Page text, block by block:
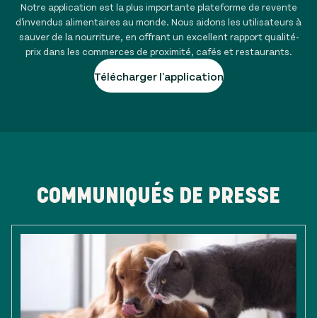
Notre application est la plus importante plateforme de revente
d'invendus alimentaires au monde. Nous aidons les utilisateurs à
sauver de la nourriture, en offrant un excellent rapport qualité-
prix dans les commerces de proximité, cafés et restaurants.
Télécharger l'application
COMMUNIQUÉS DE PRESSE